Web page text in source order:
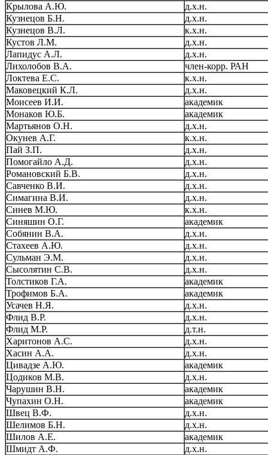
Крылова А.Ю.
д.х.н.
Кузнецов Б.Н.
д.х.н.
Кузнецов В.Л.
к.х.н.
Кустов Л.М.
д.х.н.
Лапидус А.Л.
д.х.н.
Лихолобов В.А.
член-корр. РАН
Локтева Е.С.
к.х.н.
Маковецкий К.Л.
д.х.н.
Моисеев И.И.
академик
Монаков Ю.Б.
академик
Мартьянов О.Н.
д.х.н.
Окунев А.Г.
к.х.н.
Пай З.П.
д.х.н.
Помогайло А.Д.
д.х.н.
Романовский Б.В.
д.х.н.
Савченко В.И.
д.х.н.
Симагина В.И.
д.х.н.
Синев М.Ю.
к.х.н.
Синяшин О.Г.
академик
Собянин В.А.
д.х.н.
Стахеев А.Ю.
д.х.н.
Сульман Э.М.
д.х.н.
Сысолятин С.В.
д.х.н.
Толстиков Г.А.
академик
Трофимов Б.А.
академик
Усачев Н.Я.
д.х.н.
Флид В.Р.
д.х.н.
Флид М.Р.
д.т.н.
Харитонов А.С.
д.х.н.
Хасин А.А.
д.х.н.
Цивадзе А.Ю.
академик
Цодиков М.В.
д.х.н.
Чарушин В.Н.
академик
Чупахин О.Н.
академик
Швец В.Ф.
д.х.н.
Шелимов Б.Н.
д.х.н.
Шилов А.Е.
академик
Шмидт А.Ф.
д.х.н.